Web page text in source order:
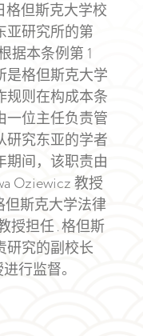
格但斯克大学校
亚研究所的第
据本条例第 1
是格但斯克大学
规则在构成本条
一位主任负责管
研究东亚的学者
期间，该职责由
Oziewicz 教授
但斯克大学法律
授担任 . 格但斯
研究的副校长
行监督。